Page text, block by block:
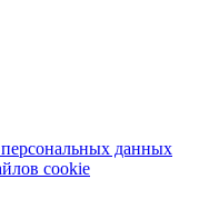
данных
cookie